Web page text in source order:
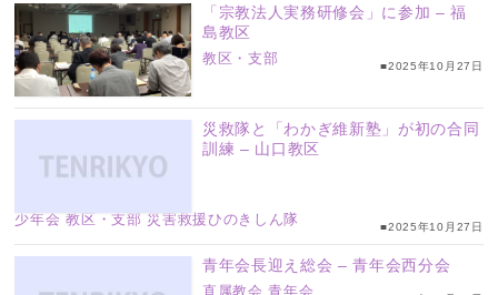
「宗教法人実務研修会」に参加 – 福
島教区
教区・支部
■2025年10月27日
災救隊と「わかぎ維新塾」が初の合同
訓練 – 山口教区
少年会 教区・支部 災害救援ひのきしん隊 ■2025年10月27日
青年会長迎え総会 – 青年会西分会
直属教会 青年会